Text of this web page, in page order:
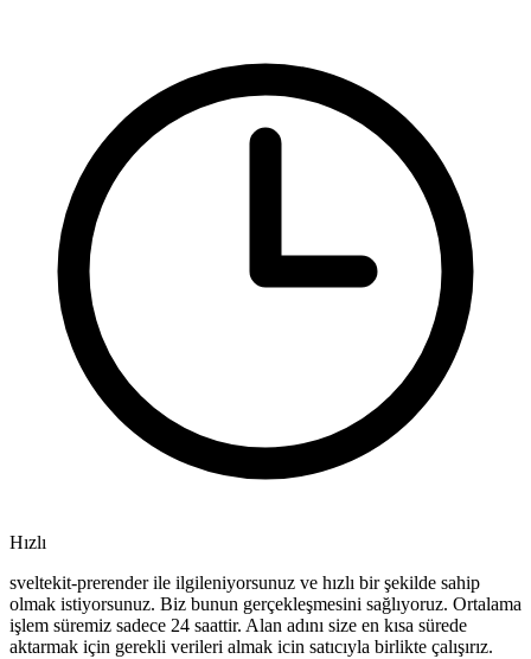
Hızlı
sveltekit-prerender ile ilgileniyorsunuz ve hızlı bir şekilde sahip
olmak istiyorsunuz. Biz bunun gerçekleşmesini sağlıyoruz. Ortalama
işlem süremiz sadece 24 saattir. Alan adını size en kısa sürede
aktarmak için gerekli verileri almak icin satıcıyla birlikte çalışırız.